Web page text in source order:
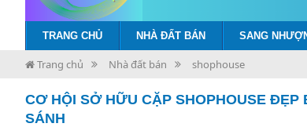
TRANG CHỦ NHÀ ĐẤT BÁN SANG
Trang chủ Nhà đất bán shophouse
CƠ HỘI SỞ HỮU CẶP SHOPHOUSE
SÁNH